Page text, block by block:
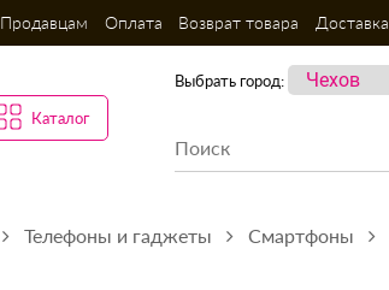
Продавцам Оплата Возврат товара Доставка
Каталог
Выбрать город:
Телефоны и гаджеты Смартфоны